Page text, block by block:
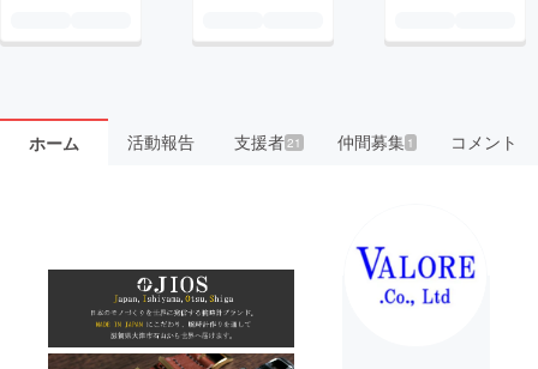
ホーム 活動報告 支援者 21 仲間募集 1 コメント